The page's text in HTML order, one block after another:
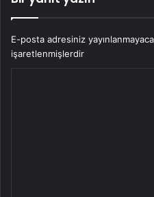
E-posta adresiniz
işaretlenmişlerdir